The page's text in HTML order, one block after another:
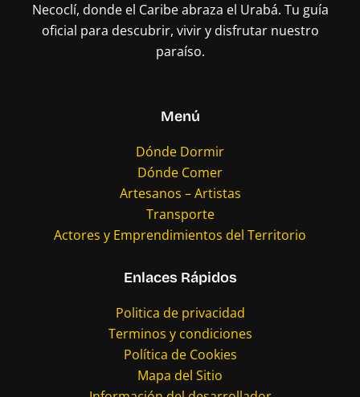
Necoclí, donde el Caribe abraza el Urabá. Tu guía
oficial para descubrir, vivir y disfrutar nuestro
paraíso.
Menú
Dónde Dormir
Dónde Comer
Artesanos – Artistas
Transporte
Actores y Emprendimientos del Territorio
Enlaces Rápidos
Politica de privacidad
Terminos y condiciones
Política de Cookies
Mapa del Sitio